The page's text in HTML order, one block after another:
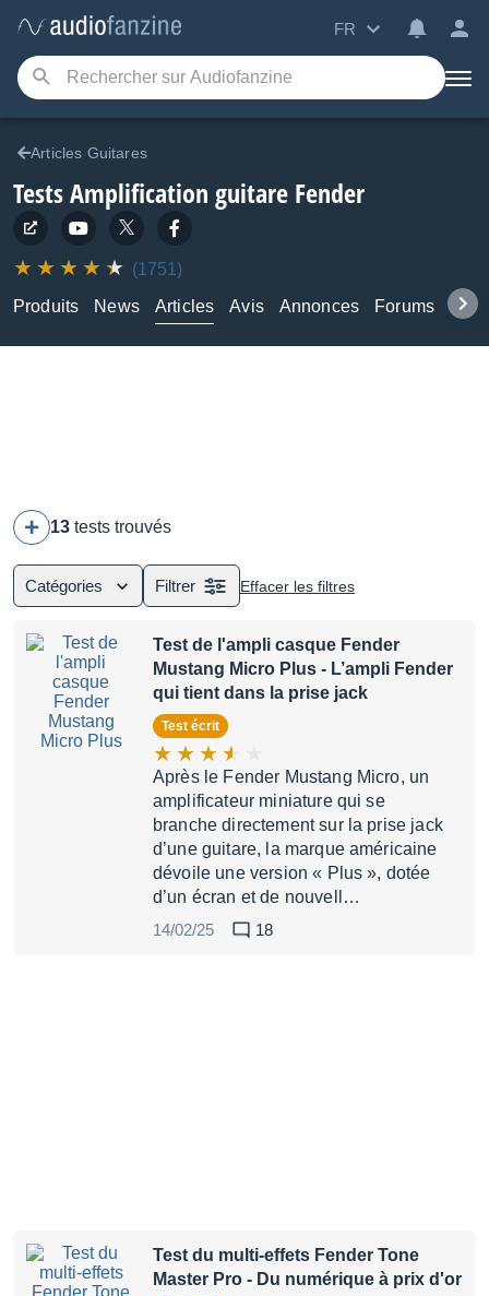
FR
Articles Guitares
Tests Amplification guitare Fender
(1751)
Produits
News Articles Avis Annonces Forums
13 tests trouvés
Catégories Filtrer Effacer les filtres
Test de l'ampli casque Fender
Mustang Micro Plus - L’ampli Fender
qui tient dans la prise jack
Test écrit
Après le Fender Mustang Micro, un
amplificateur miniature qui se
branche directement sur la prise jack
d’une guitare, la marque américaine
dévoile une version « Plus », dotée
d’un écran et de nouvell…
14/02/25
18
Test du multi-effets Fender Tone
Master Pro - Du numérique à prix d'or